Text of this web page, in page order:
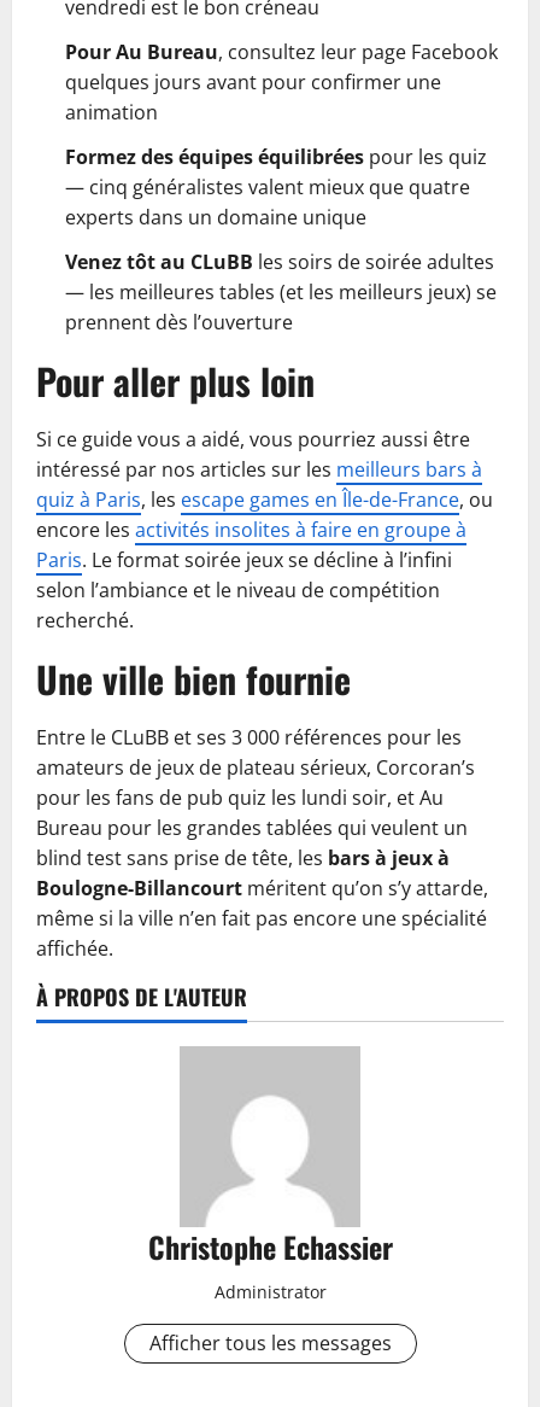
vendredi est le bon créneau
Pour Au Bureau, consultez leur page Facebook
quelques jours avant pour confirmer une
animation
Formez des équipes équilibrées pour les quiz
— cinq généralistes valent mieux que quatre
experts dans un domaine unique
Venez tôt au CLuBB les soirs de soirée adultes
— les meilleures tables (et les meilleurs jeux) se
prennent dès l’ouverture
Pour aller plus loin
Si ce guide vous a aidé, vous pourriez aussi être
intéressé par nos articles sur les meilleurs bars à
quiz à Paris, les escape games en Île-de-France, ou
encore les activités insolites à faire en groupe à
Paris. Le format soirée jeux se décline à l’infini
selon l’ambiance et le niveau de compétition
recherché.
Une ville bien fournie
Entre le CLuBB et ses 3 000 références pour les
amateurs de jeux de plateau sérieux, Corcoran’s
pour les fans de pub quiz les lundi soir, et Au
Bureau pour les grandes tablées qui veulent un
blind test sans prise de tête, les bars à jeux à
Boulogne-Billancourt méritent qu’on s’y attarde,
même si la ville n’en fait pas encore une spécialité
affichée.
À PROPOS DE L'AUTEUR
Christophe Echassier
Administrator
Afficher tous les messages